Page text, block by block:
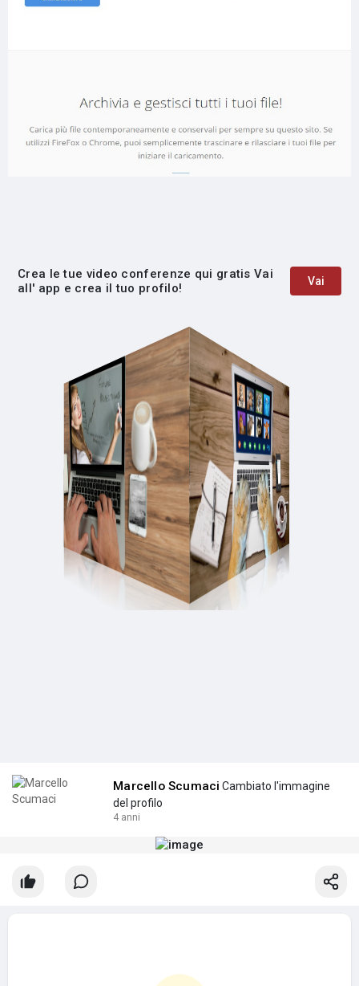
Crea le tue video conferenze qui gratis Vai
all' app e crea il tuo profilo!
Vai
Marcello Scumaci Cambiato l'immagine
del profilo
4 anni